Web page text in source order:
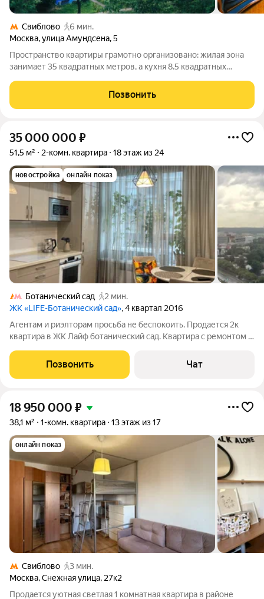
Свиблово
6 мин.
Москва,улица Амундсена,5
Пространство квартиры грамотно организовано: жилая зона
занимает 35 квадратных метров, а кухня 8.5 квадратных
разместиться как семье, так и гостям. Санузел также разделён
на две зоны, что добавляет
Позвонить
35 000 000 ₽
51,5 м² 2-комн. квартира 18 этаж из 24
новостройка онлайн показ
Ботанический сад
2 мин.
ЖК «LIFE-Ботанический cад», 4 квартал 2016
Агентам и риэлторам просьба не беспокоить. Продается 2к
квартира в ЖК Лайф ботанический сад. Квартира с ремонтом и
51,5 плюс лоджия 6.1 В квартире установлено оборудование
очистки и охлаждения
Позвонить Чат
18 950 000 ₽
38,1 м² 1-комн. квартира 13 этаж из 17
онлайн показ
Свиблово
3 мин.
Москва,Снежная улица, 27к2
Продается уютная светлая 1 комнатная квартира в районе